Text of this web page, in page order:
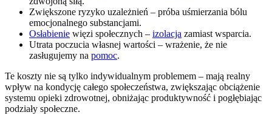
Zwiększone ryzyko uzależnień – próba uśmierzania bólu
emocjonalnego substancjami.
Osłabienie więzi społecznych – izolacja zamiast wsparcia.
Utrata poczucia własnej wartości – wrażenie, że nie
zasługujemy na pomoc.
Te koszty nie są tylko indywidualnym problemem – mają realny
wpływ na kondycję całego społeczeństwa, zwiększając obciążenie
systemu opieki zdrowotnej, obniżając produktywność i pogłębiając
podziały społeczne.